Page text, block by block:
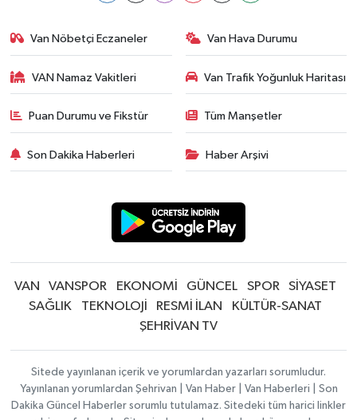
Van Nöbetçi Eczaneler Van Hava Durumu
VAN Namaz Vakitleri Van Trafik Yoğunluk Haritası
Puan Durumu ve Fikstür Tüm Manşetler
Son Dakika Haberleri Haber Arşivi
VAN VANSPOR EKONOMİ GÜNCEL SPOR
SİYASET
SAĞLIK
TEKNOLOJİ RESMİ İLAN
KÜLTÜR-SANAT
ŞEHRİVAN TV
Sitede yayınlanan içerik ve yorumlardan yazarları sorumludur.
Yayınlanan yorumlardan Şehrivan | Van Haber | Van Haberleri | Son
Dakika Güncel Haberler sorumlu tutulamaz. Sitedeki tüm harici linkler